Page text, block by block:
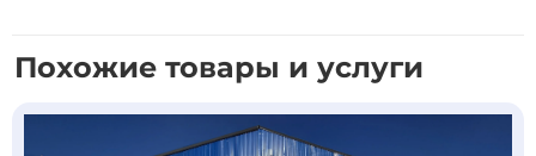
Похожие товары и услуги